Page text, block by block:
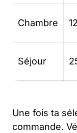
Chambre
Séjour
Une fois ta
commande.